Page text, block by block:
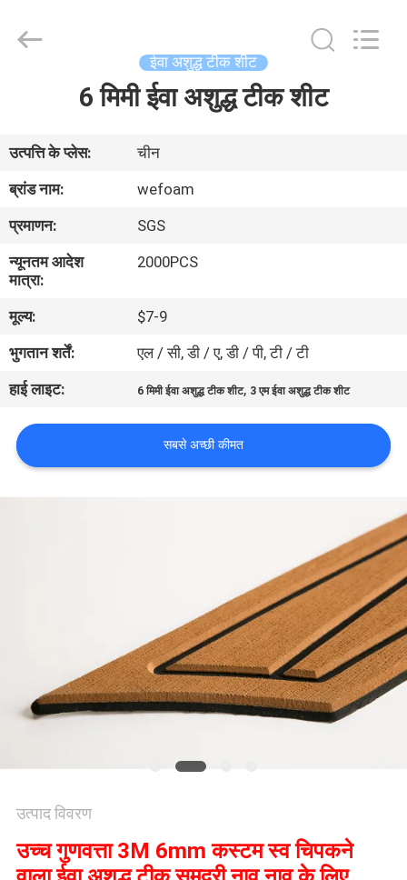
उत्पादों
वीडियो
हमारे
बारे
कारखाना
भ्रमण
एक
अनुरोध
करें
Co.,Ltd.
ईवा अशुद्ध टीक शीट
6 मिमी ईवा अशुद्ध टीक शीट
उत्पत्ति के प्लेस:
चीन
ब्रांड नाम:
wefoam
प्रमाणन:
SGS
न्यूनतम आदेश
मात्रा:
2000PCS
मूल्य:
$7-9
भुगतान शर्तें:
एल / सी, डी / ए, डी / पी, टी / टी
हाई लाइट:
6 मिमी ईवा अशुद्ध टीक शीट, 3 एम ईवा अशुद्ध टीक शीट
सबसे अच्छी कीमत
उत्पाद विवरण
उच्च गुणवत्ता 3M 6mm कस्टम स्व चिपकने